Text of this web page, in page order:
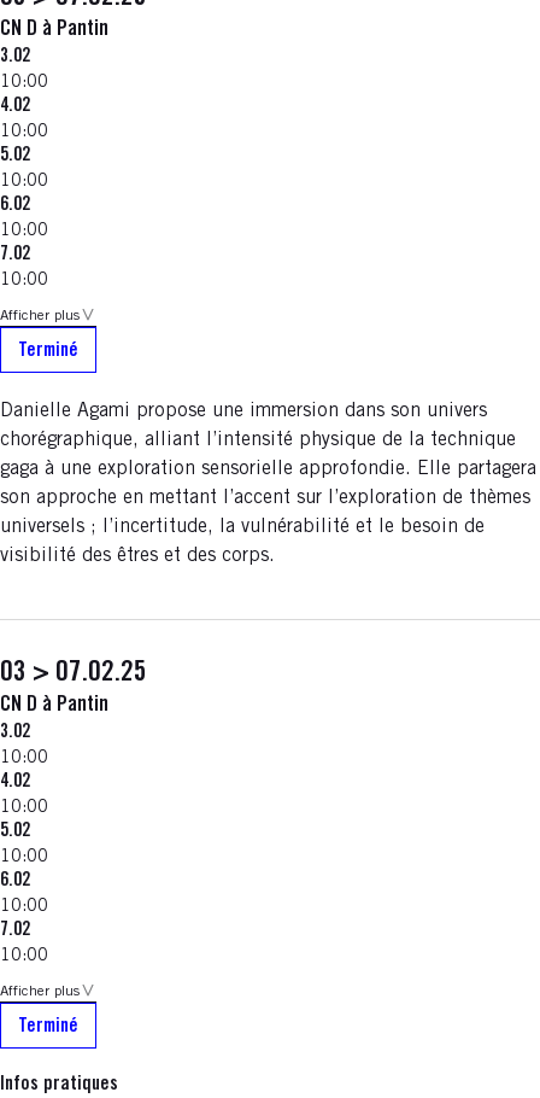
CN D à Pantin
3.02
10:00
4.02
10:00
5.02
10:00
6.02
10:00
7.02
10:00
Afficher plus
Terminé
Danielle Agami propose une immersion dans son univers
chorégraphique, alliant l’intensité physique de la technique
gaga à une exploration sensorielle approfondie. Elle partagera
son approche en mettant l’accent sur l’exploration de thèmes
universels ; l’incertitude, la vulnérabilité et le besoin de
visibilité des êtres et des corps.
03 > 07.02.25
CN D à Pantin
3.02
10:00
4.02
10:00
5.02
10:00
6.02
10:00
7.02
10:00
Afficher plus
Terminé
Infos pratiques